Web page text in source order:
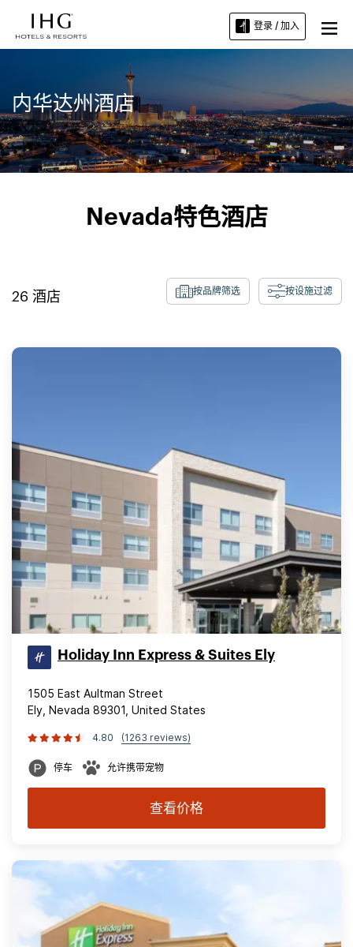
登录 / 加入
内华达州酒店
Nevada特色酒店
26 酒店 按品牌筛选 按设施过滤
Holiday Inn Express & Suites Ely
1505 East Aultman Street
Ely, Nevada 89301, United States
4.80 (1263 reviews)
停车 允许携带宠物
查看价格